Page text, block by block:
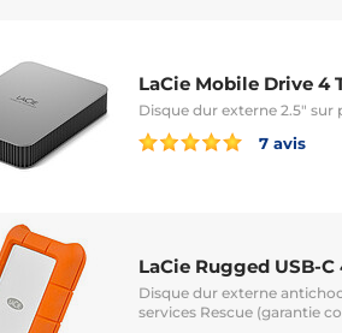
LaCie Mobile Drive 4
Disque dur externe 2.5"
7 avis
LaCie Rugged USB-C
Disque dur externe
services Rescue (garantie